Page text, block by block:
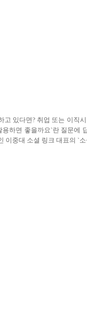
고 있다면? 취업 또는 이직
용하면 좋을까요`란 질문에
이중대 소셜 링크 대표의 `